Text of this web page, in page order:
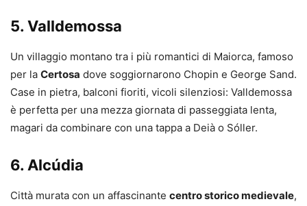
5. Valldemossa
Un villaggio montano tra i più romantici di Maiorca, famoso
per la Certosa dove soggiornarono Chopin e George Sand.
Case in pietra, balconi fioriti, vicoli silenziosi: Valldemossa
è perfetta per una mezza giornata di passeggiata lenta,
magari da combinare con una tappa a Deià o Sóller.
6. Alcúdia
Città murata con un affascinante centro storico medievale,